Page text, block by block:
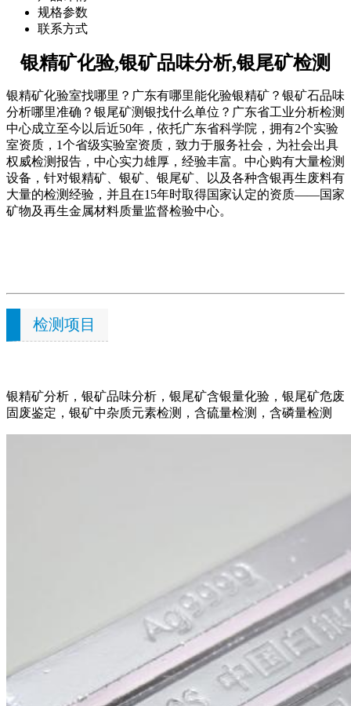
规格参数
联系方式
银精矿化验,银矿品味分析,银尾矿检测
银精矿化验室找哪里？广东有哪里能化验银精矿？银矿石品味
分析哪里准确？银尾矿测银找什么单位？广东省工业分析检测
中心成立至今以后近50年，依托广东省科学院，拥有2个实验
室资质，1个省级实验室资质，致力于服务社会，为社会出具
权威检测报告，中心实力雄厚，经验丰富。中心购有大量检测
设备，针对银精矿、银矿、银尾矿、以及各种含银再生废料有
大量的检测经验，并且在15年时取得国家认定的资质——国家
矿物及再生金属材料质量监督检验中心。
检测项目
银精矿分析，银矿品味分析，银尾矿含银量化验，银尾矿危废
固废鉴定，银矿中杂质元素检测，含硫量检测，含磷量检测